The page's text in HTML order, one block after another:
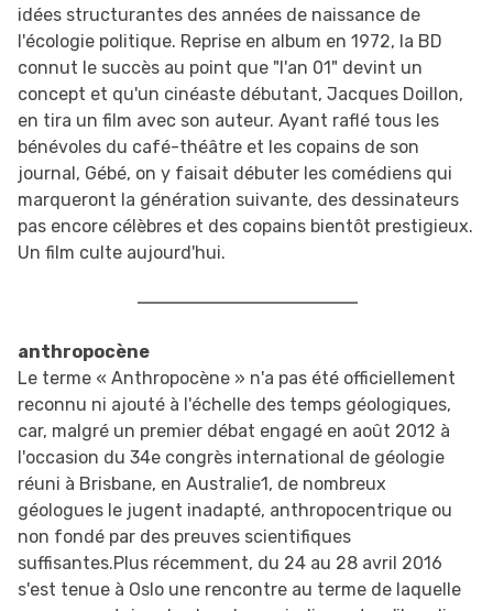
idées structurantes des années de naissance de
l'écologie politique. Reprise en album en 1972, la BD
connut le succès au point que "l'an 01" devint un
concept et qu'un cinéaste débutant, Jacques Doillon,
en tira un film avec son auteur. Ayant raflé tous les
bénévoles du café-théâtre et les copains de son
journal, Gébé, on y faisait débuter les comédiens qui
marqueront la génération suivante, des dessinateurs
pas encore célèbres et des copains bientôt prestigieux.
Un film culte aujourd'hui.
anthropocène
Le terme « Anthropocène » n'a pas été officiellement
reconnu ni ajouté à l'échelle des temps géologiques,
car, malgré un premier débat engagé en août 2012 à
l'occasion du 34e congrès international de géologie
réuni à Brisbane, en Australie1, de nombreux
géologues le jugent inadapté, anthropocentrique ou
non fondé par des preuves scientifiques
suffisantes.Plus récemment, du 24 au 28 avril 2016
s'est tenue à Oslo une rencontre au terme de laquelle